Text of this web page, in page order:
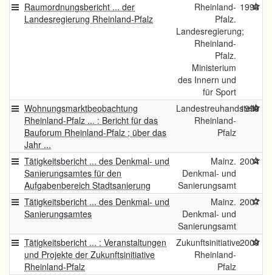
Raumordnungsbericht ... der
Landesregierung Rheinland-Pfalz
Rheinland-
Pfalz.
Landesregierung;
Rheinland-
Pfalz.
Ministerium
des Innern und
für Sport
1998
Wohnungsmarktbeobachtung
Rheinland-Pfalz ... : Bericht für das
Bauforum Rheinland-Pfalz ; über das
Jahr ...
Landestreuhandstelle
Rheinland-
Pfalz
1999
Tätigkeitsbericht ... des Denkmal- und
Sanierungsamtes für den
Aufgabenbereich Stadtsanierung
Mainz.
Denkmal- und
Sanierungsamt
2004
Tätigkeitsbericht ... des Denkmal- und
Sanierungsamtes
Mainz.
Denkmal- und
Sanierungsamt
2007
Tätigkeitsbericht ... : Veranstaltungen
und Projekte der Zukunftsinitiative
Rheinland-Pfalz
Zukunftsinitiative
Rheinland-
Pfalz
2009